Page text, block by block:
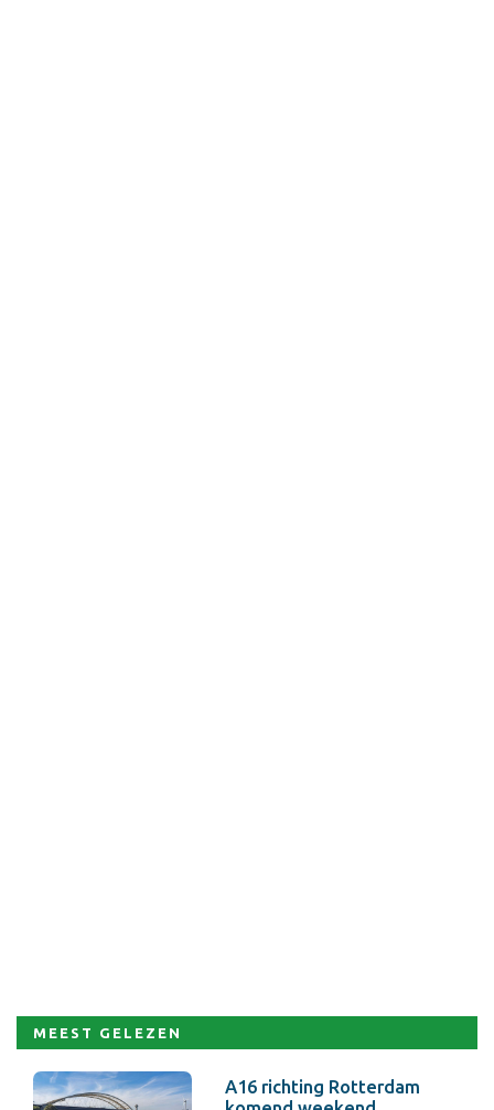
MEEST GELEZEN
A16 richting Rotterdam